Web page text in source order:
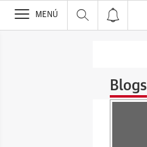
>
MENÚ
Blogs